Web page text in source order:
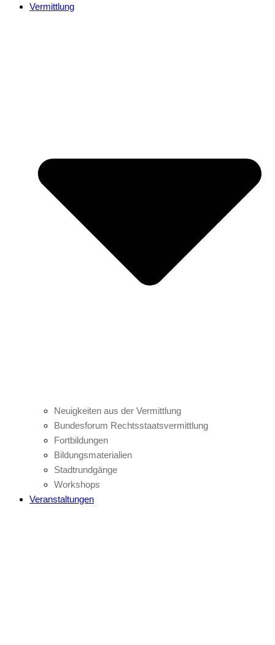
Vermittlung
Neuigkeiten aus der Vermittlung
Bundesforum Rechtsstaatsvermittlung
Fortbildungen
Bildungsmaterialien
Stadtrundgänge
Workshops
Veranstaltungen